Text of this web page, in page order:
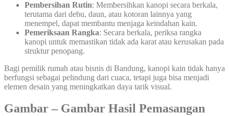
Pembersihan Rutin: Membersihkan kanopi secara berkala,
terutama dari debu, daun, atau kotoran lainnya yang
menempel, dapat membantu menjaga keindahan kain.
Pemeriksaan Rangka: Secara berkala, periksa rangka
kanopi untuk memastikan tidak ada karat atau kerusakan pada
struktur penopang.
Bagi pemilik rumah atau bisnis di Bandung, kanopi kain tidak hanya
berfungsi sebagai pelindung dari cuaca, tetapi juga bisa menjadi
elemen desain yang meningkatkan daya tarik visual.
Gambar – Gambar Hasil Pemasangan